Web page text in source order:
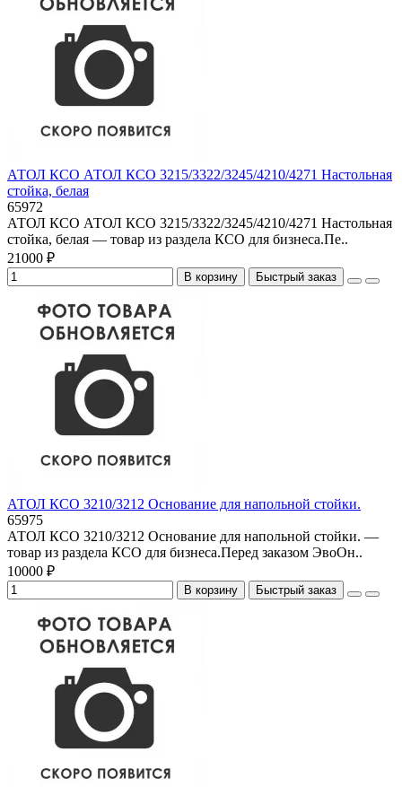
АТОЛ КСО АТОЛ КСО 3215/3322/3245/4210/4271 Настольная
стойка, белая
65972
АТОЛ КСО АТОЛ КСО 3215/3322/3245/4210/4271 Настольная
стойка, белая — товар из раздела КСО для бизнеса.Пе..
21000 ₽
В корзину Быстрый заказ
АТОЛ КСО 3210/3212 Основание для напольной стойки.
65975
АТОЛ КСО 3210/3212 Основание для напольной стойки. —
товар из раздела КСО для бизнеса.Перед заказом ЭвоОн..
10000 ₽
В корзину Быстрый заказ